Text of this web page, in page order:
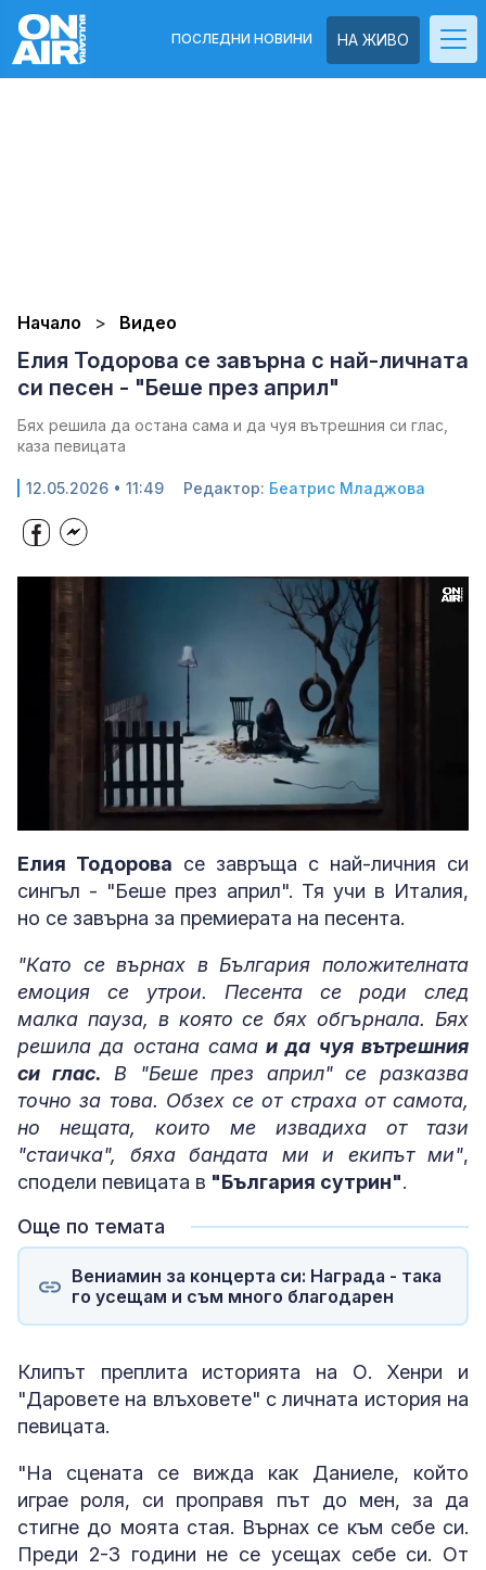
НА ЖИВО
ПОСЛЕДНИ НОВИНИ
Начало Видео
Елия Тодорова се завърна с най-личната
си песен - "Беше през април"
Бях решила да остана сама и да чуя вътрешния си глас,
каза певицата
12.05.2026 • 11:49 Редактор: Беатрис Младжова
Loaded
Елия Тодорова се завръща с най-личния си
сингъл - "Беше през април". Тя учи в Италия,
но се завърна за премиерата на песента.
"Като се върнах в България положителната
емоция се утрои. Песента се роди след
малкa пауза, в която се бях обгърнала. Бях
решила да остана самаи да чуя вътрешния
си глас. В "Беше през април" се разказва
точно за това. Обзех се от страха от самота,
но нещата, които ме извадиха от тази
"стаичка", бяха бандата ми и екипът ми",
сподели певицата в "България сутрин".
Още по темата
Вениамин за концерта си: Награда - така
го усещам и съм много благодарен
Клипът преплита историята на О. Хенри и
"Даровете на влъховете" с личната история на
певицата.
"На сцената се вижда как Даниеле, който
играе роля, си проправя път до мен, за да
стигне до моята стая. Върнах се към себе си.
Преди 2-3 години не се усещах себе си. От